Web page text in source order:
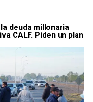
de
salmonicultura
deuda millonaria
CALF. Piden un plan